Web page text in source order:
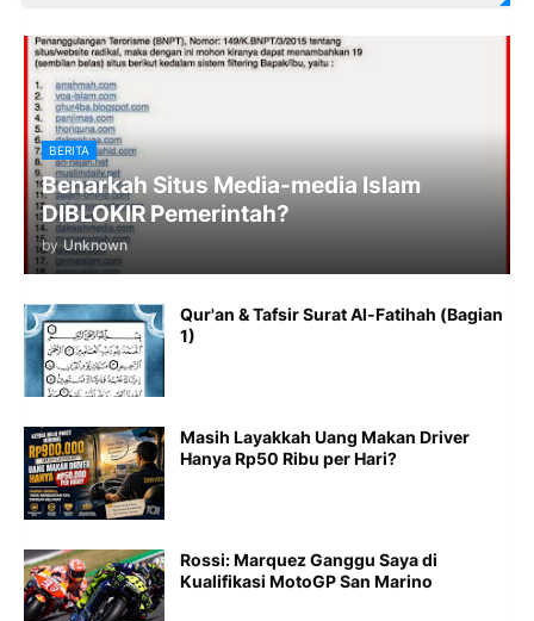
BERITA
Benarkah Situs Media-media Islam
DIBLOKIR Pemerintah?
by Unknown
Qur'an & Tafsir Surat Al-Fatihah (Bagian
1)
Masih Layakkah Uang Makan Driver
Hanya Rp50 Ribu per Hari?
Rossi: Marquez Ganggu Saya di
Kualifikasi MotoGP San Marino